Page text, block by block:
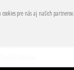
pre nás aj našich